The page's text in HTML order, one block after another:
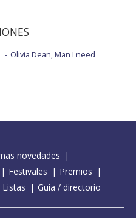
Olivia Dean, Man I need
novedades
Festivales
Premios
Listas Guía / directorio